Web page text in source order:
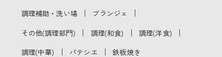
調理補助・洗い場 ｜ ブランジェ ｜
その他(調理部門) ｜ 調理(和食) ｜ 調理(洋食) ｜
調理(中華) ｜ パテシエ ｜ 鉄板焼き